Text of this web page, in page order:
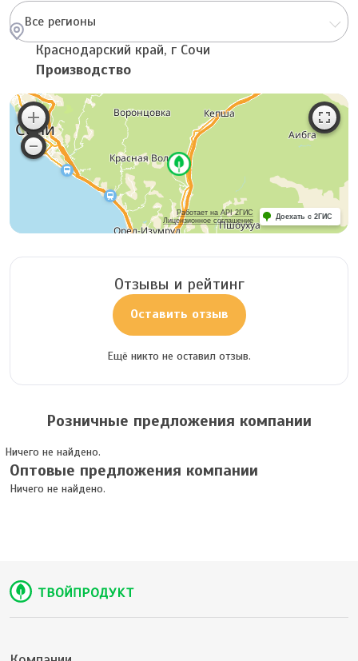
Все регионы
Краснодарский край, г Сочи
Производство
Работает на API 2ГИС
Лицензионное соглашение
Доехать с 2ГИС
Отзывы и рейтинг
Оставить отзыв
Ещё никто не оставил отзыв.
Розничные предложения компании
Ничего не найдено.
Оптовые предложения компании
Ничего не найдено.